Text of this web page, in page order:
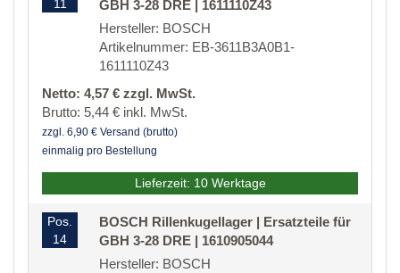
11
GBH 3-28 DRE | 1611110Z43
Hersteller: BOSCH
Artikelnummer: EB-3611B3A0B1-
1611110Z43
Netto: 4,57 € zzgl. MwSt.
Brutto: 5,44 € inkl. MwSt.
zzgl. 6,90 € Versand (brutto)
einmalig pro Bestellung
Lieferzeit: 10 Werktage
Pos.
14
BOSCH Rillenkugellager | Ersatzteile für
GBH 3-28 DRE | 1610905044
Hersteller: BOSCH